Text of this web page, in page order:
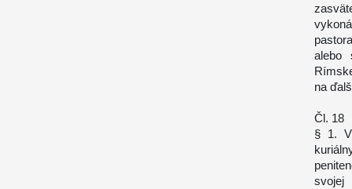
alebo
na
Čl. 18
§ 1. V
svojej